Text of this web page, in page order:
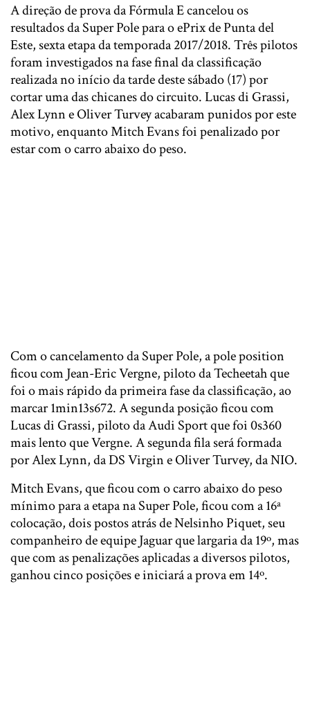
A direção de prova da Fórmula E cancelou os
resultados da Super Pole para o ePrix de Punta del
Este, sexta etapa da temporada 2017/2018. Três pilotos
foram investigados na fase final da classificação
realizada no início da tarde deste sábado (17) por
cortar uma das chicanes do circuito. Lucas di Grassi,
Alex Lynn e Oliver Turvey acabaram punidos por este
motivo, enquanto Mitch Evans foi penalizado por
estar com o carro abaixo do peso.
Com o cancelamento da Super Pole, a pole position
ficou com Jean-Eric Vergne, piloto da Techeetah que
foi o mais rápido da primeira fase da classificação, ao
marcar 1min13s672. A segunda posição ficou com
Lucas di Grassi, piloto da Audi Sport que foi 0s360
mais lento que Vergne. A segunda fila será formada
por Alex Lynn, da DS Virgin e Oliver Turvey, da NIO.
Mitch Evans, que ficou com o carro abaixo do peso
mínimo para a etapa na Super Pole, ficou com a 16ª
colocação, dois postos atrás de Nelsinho Piquet, seu
companheiro de equipe Jaguar que largaria da 19º, mas
que com as penalizações aplicadas a diversos pilotos,
ganhou cinco posições e iniciará a prova em 14º.